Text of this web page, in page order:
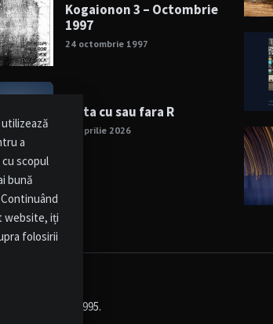
Kogaionon 3 – Octombrie
1997
24 octombrie 1997
Viata cu sau fara R
15 aprilie 2026
- Since 1995.
a
scopul
bună
website, iți
folosirii